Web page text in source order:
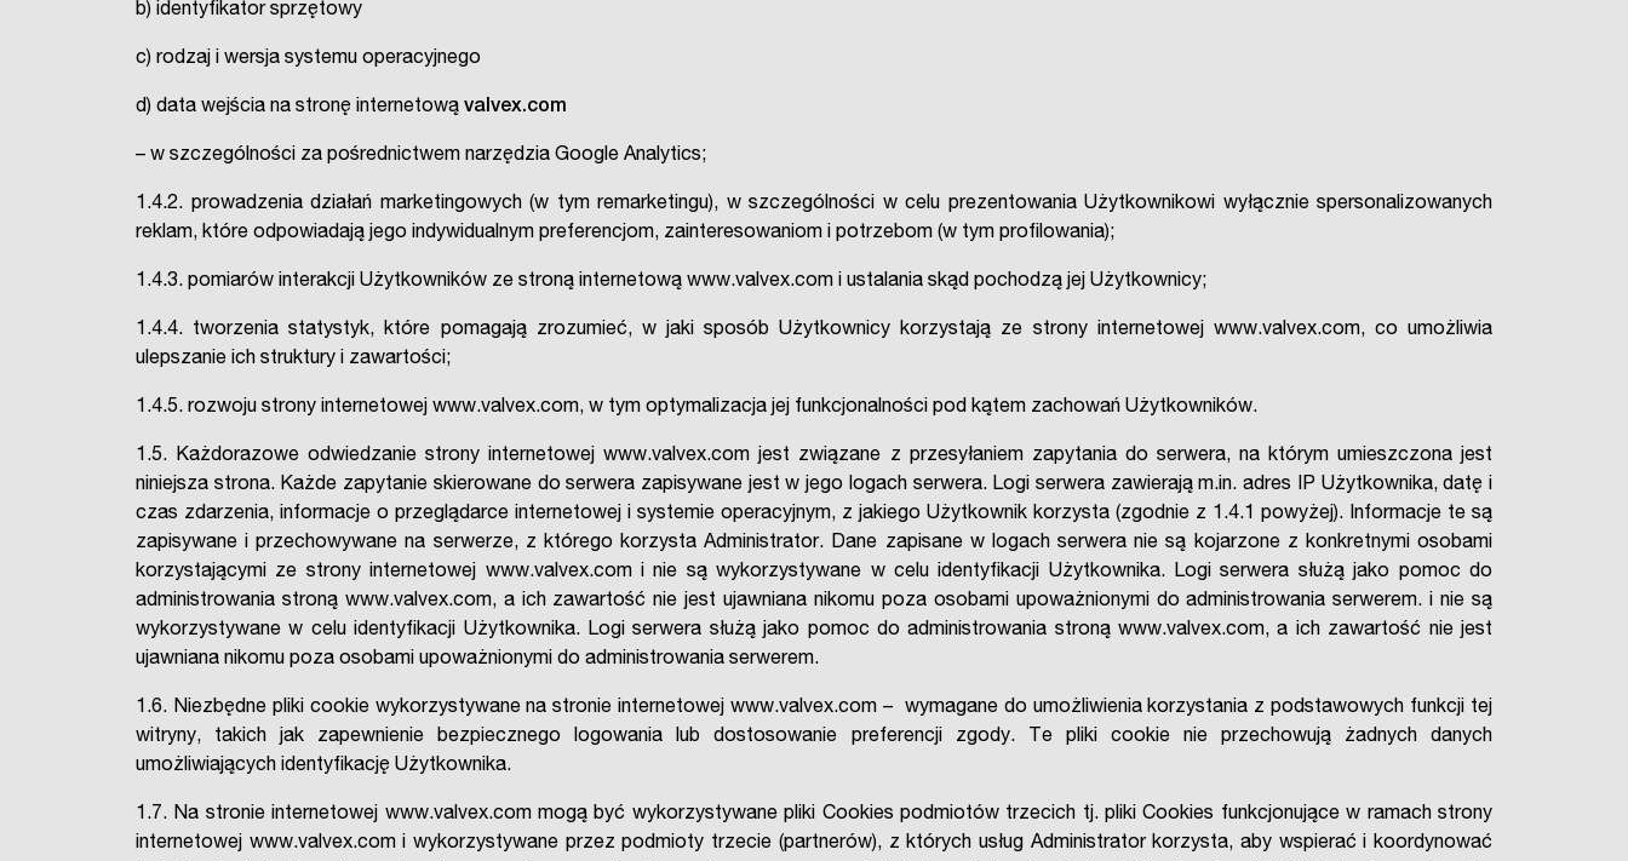
b) identyfikator sprzętowy
c) rodzaj i wersja systemu operacyjnego
d) data wejścia na stronę internetową valvex.com
– w szczególności za pośrednictwem narzędzia Google Analytics;
1.4.2. prowadzenia działań marketingowych (w tym remarketingu), w szczególności w celu prezentowania Użytkownikowi wyłącznie spersonalizowanych
reklam, które odpowiadają jego indywidualnym preferencjom, zainteresowaniom i potrzebom (w tym profilowania);
1.4.3. pomiarów interakcji Użytkowników ze stroną internetową www.valvex.com i ustalania skąd pochodzą jej Użytkownicy;
1.4.4. tworzenia statystyk, które pomagają zrozumieć, w jaki sposób Użytkownicy korzystają ze strony internetowej www.valvex.com, co umożliwia
ulepszanie ich struktury i zawartości;
1.4.5. rozwoju strony internetowej www.valvex.com, w tym optymalizacja jej funkcjonalności pod kątem zachowań Użytkowników.
1.5. Każdorazowe odwiedzanie strony internetowej www.valvex.com jest związane z przesyłaniem zapytania do serwera, na którym umieszczona jest
niniejsza strona. Każde zapytanie skierowane do serwera zapisywane jest w jego logach serwera. Logi serwera zawierają m.in. adres IP Użytkownika, datę i
czas zdarzenia, informacje o przeglądarce internetowej i systemie operacyjnym, z jakiego Użytkownik korzysta (zgodnie z 1.4.1 powyżej). Informacje te są
zapisywane i przechowywane na serwerze, z którego korzysta Administrator. Dane zapisane w logach serwera nie są kojarzone z konkretnymi osobami
korzystającymi ze strony internetowej www.valvex.com i nie są wykorzystywane w celu identyfikacji Użytkownika. Logi serwera służą jako pomoc do
administrowania stroną www.valvex.com, a ich zawartość nie jest ujawniana nikomu poza osobami upoważnionymi do administrowania serwerem. i nie są
wykorzystywane w celu identyfikacji Użytkownika. Logi serwera służą jako pomoc do administrowania stroną www.valvex.com, a ich zawartość nie jest
ujawniana nikomu poza osobami upoważnionymi do administrowania serwerem.
1.6. Niezbędne pliki cookie wykorzystywane na stronie internetowej www.valvex.com – wymagane do umożliwienia korzystania z podstawowych funkcji tej
witryny, takich jak zapewnienie bezpiecznego logowania lub dostosowanie preferencji zgody. Te pliki cookie nie przechowują żadnych danych
umożliwiających identyfikację Użytkownika.
1.7. Na stronie internetowej www.valvex.com mogą być wykorzystywane pliki Cookies podmiotów trzecich tj. pliki Cookies funkcjonujące w ramach strony
internetowej www.valvex.com i wykorzystywane przez podmioty trzecie (partnerów), z których usług Administrator korzysta, aby wspierać i koordynować